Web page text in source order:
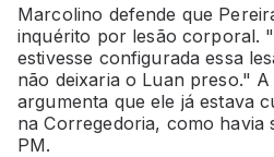
Marcolino defende que
inquérito por lesão corporal.
estivesse configurada essa
não deixaria o Luan preso." A
argumenta que ele já estava
na Corregedoria, como havia
PM.